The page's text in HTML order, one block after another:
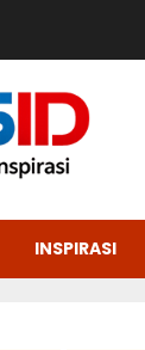
INSPIRASI